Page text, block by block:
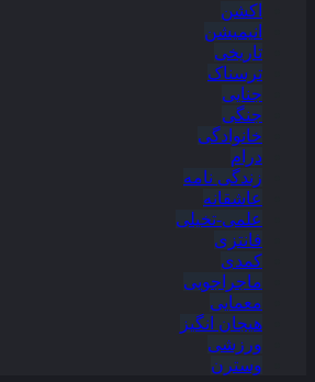
اکشن
انیمیشن
تاریخی
ترسناک
جنایی
جنگی
خانوادگی
درام
زندگی نامه
عاشقانه
علمی-تخیلی
فانتزی
کمدی
ماجراجویی
معمایی
هیجان انگیز
ورزشی
وسترن